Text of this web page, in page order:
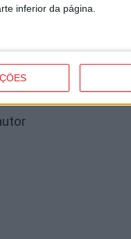
inferior da página.